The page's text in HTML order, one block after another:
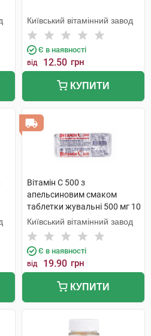
Київський вітамінний завод
Є в наявності
від 12.50 грн
КУПИТИ
Вітамін C 500 з
апельсиновим смаком
таблетки жувальні 500 мг 10
шт
Київський вітамінний завод
Є в наявності
від 19.90 грн
КУПИТИ